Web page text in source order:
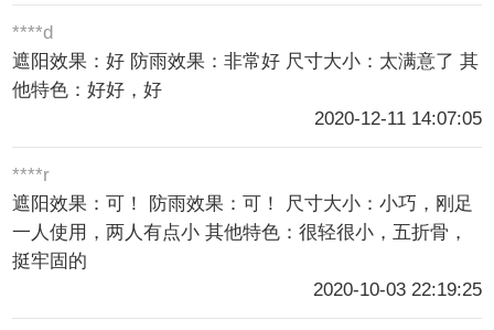
****d
遮阳效果：好 防雨效果：非常好 尺寸大小：太满意了 其
他特色：好好，好
2020-12-11 14:07:05
****r
遮阳效果：可！ 防雨效果：可！ 尺寸大小：小巧，刚足
一人使用，两人有点小 其他特色：很轻很小，五折骨，
挺牢固的
2020-10-03 22:19:25